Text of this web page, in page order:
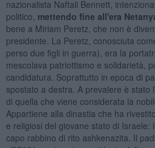
nazionalista Naftali Bennett,
politico, mettendo fine all'era
bene a Miriam Peretz, che non è
presidente. La Peretz, conosciuta
perso due figli in guerra), era la
mescolava patriottismo e solidarietà,
candidatura. Soprattutto in epoca di
spostato a destra. A prevalere è stato
di quella che viene considerata la
Appartiene alla dinastia che ha
e religiosi del giovane stato di Israele:
capo rabbino di rito ashkenazita. Il